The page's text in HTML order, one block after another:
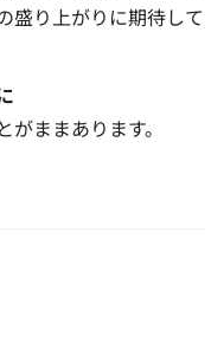
盛り上がりに期待して
ままあります。